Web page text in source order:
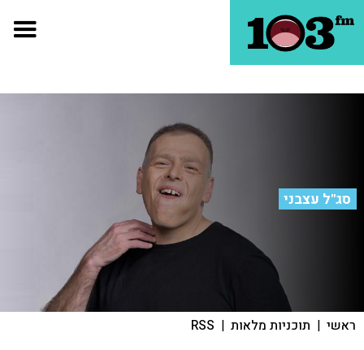
סג"ל עצבני
ראשי | תוכניות מלאות |
RSS